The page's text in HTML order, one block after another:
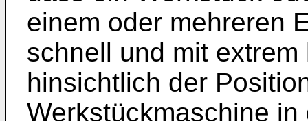
einem oder mehreren
schnell und mit
hinsichtlich der
Werkstückmaschine